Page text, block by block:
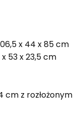
x 44 x 85 cm
53 x 23,5 cm
cm z rozłożonym